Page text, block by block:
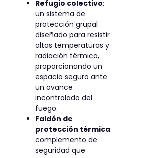
Refugio colectivo:
un sistema de
protección grupal
diseñado para resistir
altas temperaturas y
radiación térmica,
proporcionando un
espacio seguro ante
un avance
incontrolado del
fuego.
Faldón de
protección térmica:
complemento de
seguridad que